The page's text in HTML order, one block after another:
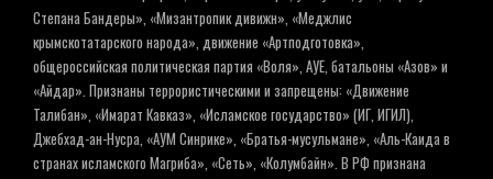
Степана Бандеры», «Мизантропик дивижн», «Меджлис
крымскотатарского народа», движение «Артподготовка»,
общероссийская политическая партия «Воля», АУЕ, батальоны «Азов» и
«Айдар». Признаны террористическими и запрещены: «Движение
Талибан», «Имарат Кавказ», «Исламское государство» (ИГ, ИГИЛ),
Джебхад-ан-Нусра, «АУМ Синрике», «Братья-мусульмане», «Аль-Каида в
странах исламского Магриба», «Сеть», «Колумбайн». В РФ признана